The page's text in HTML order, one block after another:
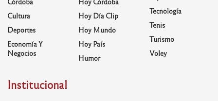
Cultura
Deportes
Economía Y
Negocios
Hoy Día Clip
Hoy Mundo
Hoy País
Humor
Tecnología
Tenis
Turismo
Voley
Institucional